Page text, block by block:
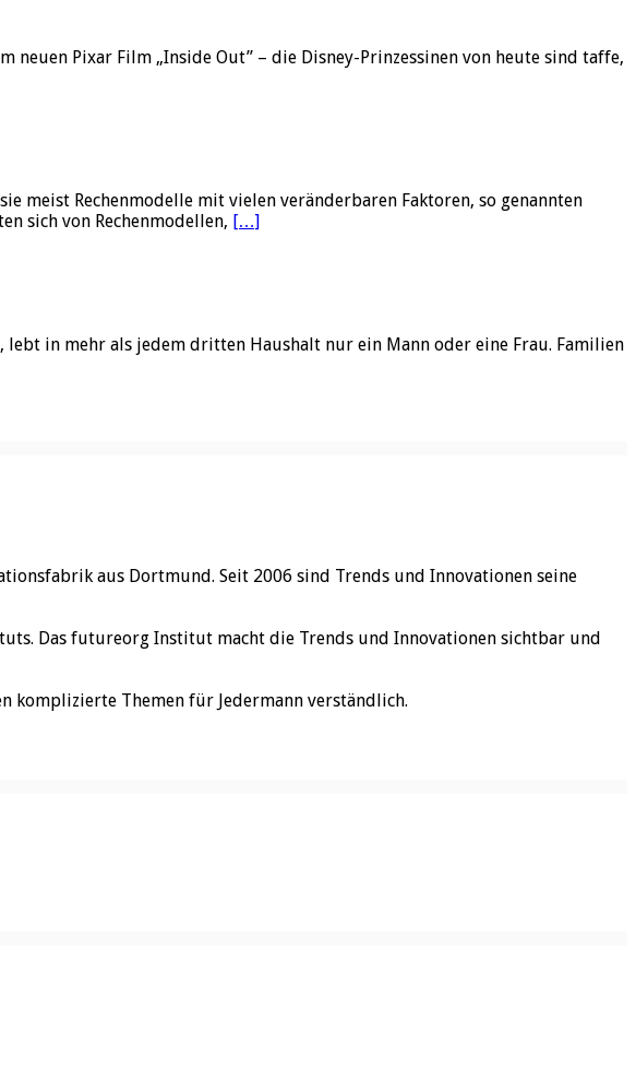
neuen Pixar Film „Inside Out” – die Disney-Prinzessinen von heute sind taffe,
meist Rechenmodelle mit vielen veränderbaren Faktoren, so genannten
sich von Rechenmodellen, […]
in mehr als jedem dritten Haushalt nur ein Mann oder eine Frau. Familien
aus Dortmund. Seit 2006 sind Trends und Innovationen seine
Das futureorg Institut macht die Trends und Innovationen sichtbar und
komplizierte Themen für Jedermann verständlich.